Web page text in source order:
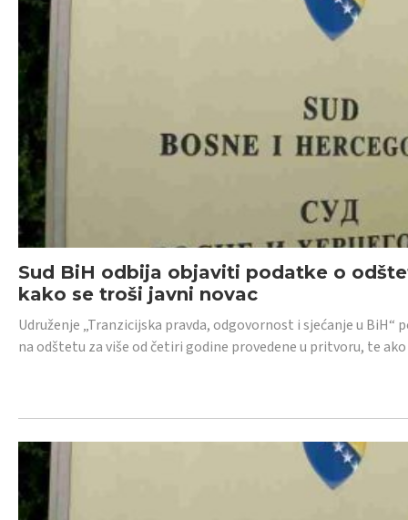
Sud BiH odbija objaviti podatke o
kako se troši javni novac
Udruženje „Tranzicijska pravda, odgovornost i sjećanje u
na odštetu za više od četiri godine provedene u pritvoru, te